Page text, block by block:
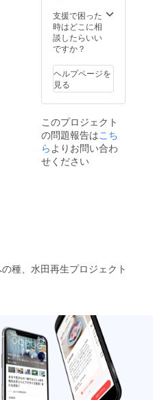
支援で困った
時はどこに相
談したらいい
ですか？
ヘルプページを
見る
このプロジェクト
の問題報告はこち
らよりお問い合わ
せください
種、水田再生プロジェクト